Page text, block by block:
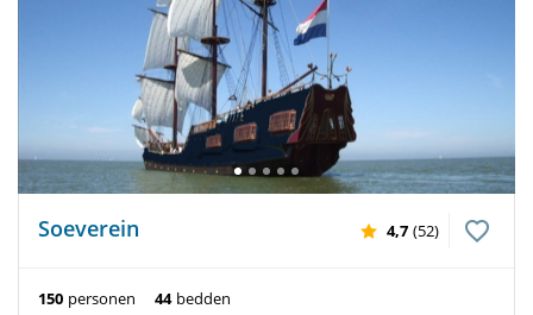
Soeverein 4,7 (52)
150 personen 44 bedden